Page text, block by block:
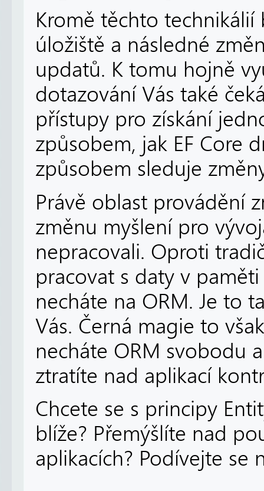
Kromě těchto
úložiště a následné
updatů. K tomu hojně
dotazování Vás také
přístupy pro získání
způsobem, jak EF Core
způsobem sleduje
Právě oblast provádění
změnu myšlení pro
nepracovali. Oproti
pracovat s daty v
necháte na ORM. Je to
Vás. Černá magie to
necháte ORM svobodu
ztratíte nad aplikací
Chcete se s principy
blíže? Přemýšlíte nad
aplikacích? Podívejte se